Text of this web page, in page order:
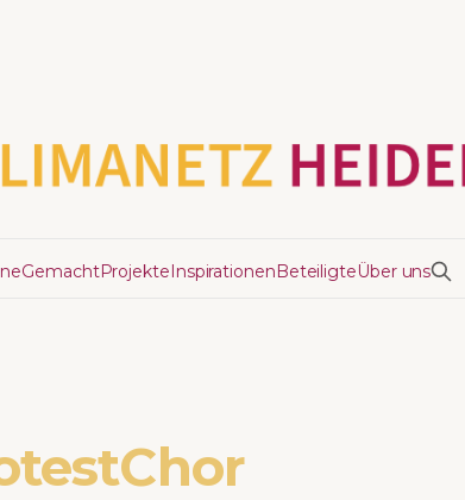
GemachtProjekteInspirationenBeteiligteÜber uns